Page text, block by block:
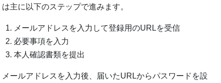
は主に以下のステップで進みます。
メールアドレスを入力して登録用のURLを受信
必要事項を入力
本人確認書類を提出
メールアドレスを入力後、届いたURLからパスワードを設